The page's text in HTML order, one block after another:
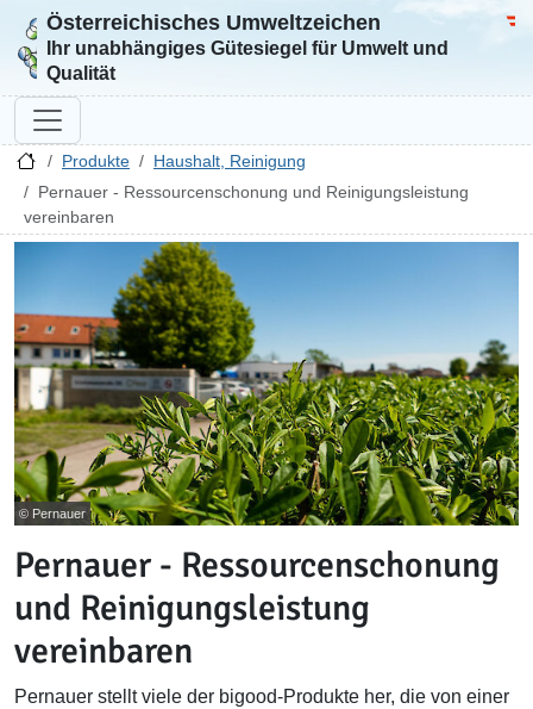
Zur Startseite
Österreichisches Umweltzeichen
Ihr unabhängiges Gütesiegel für Umwelt und
Qualität
Produkte
Haushalt, Reinigung
Pernauer - Ressourcenschonung und Reinigungsleistung
vereinbaren
© Pernauer
Pernauer - Ressourcenschonung
und Reinigungsleistung
vereinbaren
Pernauer stellt viele der bigood-Produkte her, die von einer